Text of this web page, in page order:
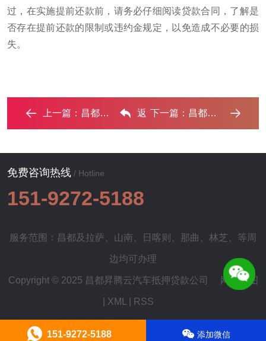
过，在实施提前还款前，请务必仔细阅读贷款合同，了解是
否存在提前还款的限制或违约金规定，以免造成不必要的损
失。
上一篇： 昌都汽车抵押贷款利息一般是多少？‌ 返 下一篇： 昌都汽车抵押贷款的优势?‌
免费咨询热线 / Hotline
151-9272-5188
服务范围：昌都及 拉萨 山南 日喀则 那曲 林芝 、等周
边均可办理
Copyright © 2025 昌都昇腾云汽车抵押贷款公司 网站地图
XML RSS
151-9272-5188 添加微信